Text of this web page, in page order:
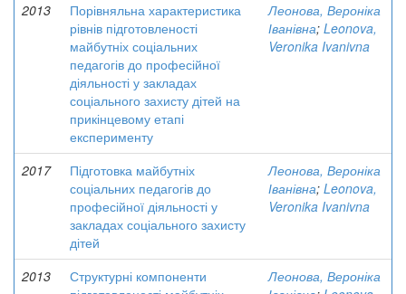
2013
Порівняльна характеристика
рівнів підготовленості
майбутніх соціальних
педагогів до професійної
діяльності у закладах
соціального захисту дітей на
прикінцевому етапі
експерименту
Леонова, Вероніка
Іванівна; Leonova,
Veronika Ivanivna
2017
Підготовка майбутніх
соціальних педагогів до
професійної діяльності у
закладах соціального захисту
дітей
Леонова, Вероніка
Іванівна; Leonova,
Veronika Ivanivna
2013
Структурні компоненти
Леонова, Вероніка